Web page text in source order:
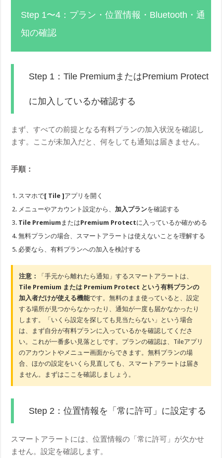
Step 1〜4：プラン・位置情報・Bluetooth・通
知の確認
Step 1：Tile PremiumまたはPremium Protect
に加入しているか確認する
まず、すべての前提となる有料プランの加入状況を確認し
ます。ここが未加入だと、何をしても通知は届きません。
手順：
スマホで[ Tile ]アプリを開く
メニューやアカウント設定から、加入プランを確認する
Tile Premium またはPremium Protectに入っているか確かめる
無料プランの場合、スマートアラートは使えないことを理解する
必要なら、有料プランへの加入を検討する
注意：
「手元から離れたら通知」するスマートアラートは、
Tile Premium または Premium Protect という有料プランの
加入者だけが使える機能です。無料のまま使っていると、設定
する場所が見つからなかったり、通知が一度も届かなかったり
します。「いくら設定を探しても見当たらない」という場合
は、まず自分が有料プランに入っているかを確認してくださ
い。これが一番多い見落としです。プランの確認は、Tileアプリ
のアカウントやメニュー画面からできます。無料プランの場
合、ほかの設定をいくら見直しても、スマートアラートは届き
ません。まずはここを確認しましょう。
Step 2：位置情報を「常に許可」に設定する
スマートアラートには、位置情報の「常に許可」が欠かせ
ません。設定を確認します。